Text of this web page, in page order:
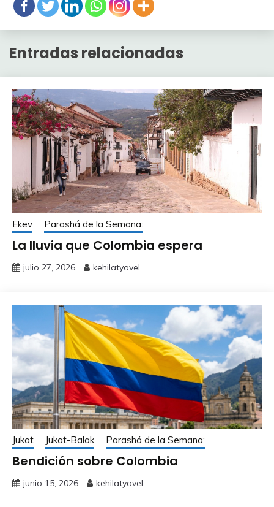
Entradas relacionadas
Ekev Parashá de la Semana:
La lluvia que Colombia espera
julio 27, 2026 kehilatyovel
Jukat Jukat-Balak Parashá de la Semana:
Bendición sobre Colombia
junio 15, 2026 kehilatyovel